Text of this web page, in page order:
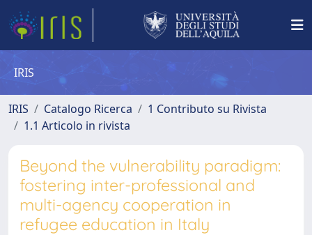
IRIS
IRIS Catalogo Ricerca
1 Contributo su Rivista
1.1 Articolo in rivista
Beyond the vulnerability paradigm:
fostering inter-professional and
multi-agency cooperation in
refugee education in Italy